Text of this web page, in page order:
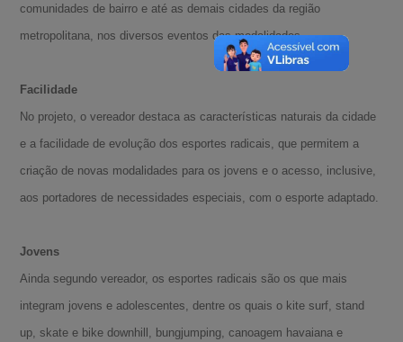
comunidades de bairro e até as demais cidades da região
metropolitana, nos diversos eventos das modalidades.
Facilidade
No projeto, o vereador destaca as características naturais da cidade
e a facilidade de evolução dos esportes radicais, que permitem a
criação de novas modalidades para os jovens e o acesso, inclusive,
aos portadores de necessidades especiais, com o esporte adaptado.
Jovens
Ainda segundo vereador, os esportes radicais são os que mais
integram jovens e adolescentes, dentre os quais o kite surf, stand
up, skate e bike downhill, bungjumping, canoagem havaiana e